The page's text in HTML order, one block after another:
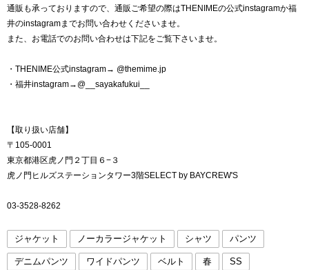
通販も承っておりますので、通販ご希望の際はTHENIMEの公式instagramか福
井のinstagramまでお問い合わせくださいませ。
また、お電話でのお問い合わせは下記をご覧下さいませ。
・THENIME公式instagram→ @themime.jp
・福井instagram→@__sayakafukui__
【取り扱い店舗】
〒105-0001
東京都港区虎ノ門２丁目６−３
虎ノ門ヒルズステーションタワー3階SELECT by BAYCREW'S
03-3528-8262
ジャケット ノーカラージャケット シャツ パンツ
デニムパンツ ワイドパンツ ベルト 春 SS